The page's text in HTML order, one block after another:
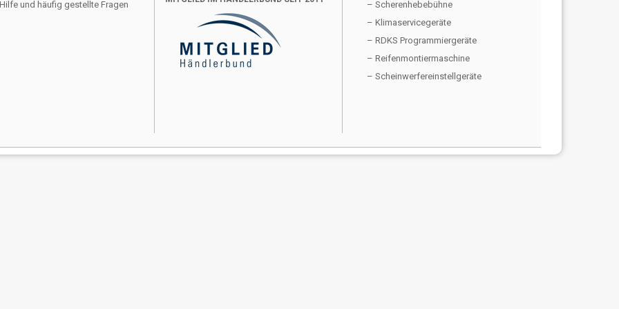
und häufig gestellte Fragen
– Scherenhebebühne
– Klimaservicegeräte
– RDKS Programmiergeräte
– Reifenmontiermaschine
– Scheinwerfereinstellgeräte